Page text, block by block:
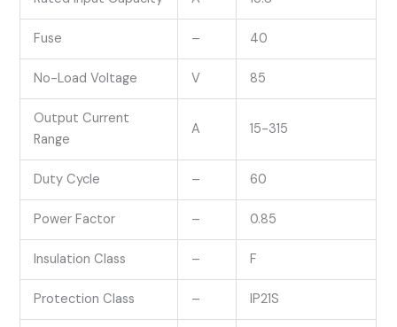
Fuse – 40
No-Load Voltage V 85
Output Current
Range
A 15-315
Duty Cycle – 60
Power Factor – 0.85
Insulation Class – F
Protection Class – IP21S